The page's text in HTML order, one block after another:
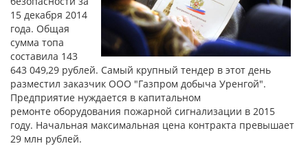
15 декабря 2014
года. Общая
сумма топа
составила 143
643 049,29 рублей. Самый крупный тендер в этот день
разместил заказчик ООО "Газпром добыча Уренгой".
Предприятие нуждается в капитальном
ремонте оборудования пожарной сигнализации в 2015
году. Начальная максимальная цена контракта превышает
29 млн рублей.